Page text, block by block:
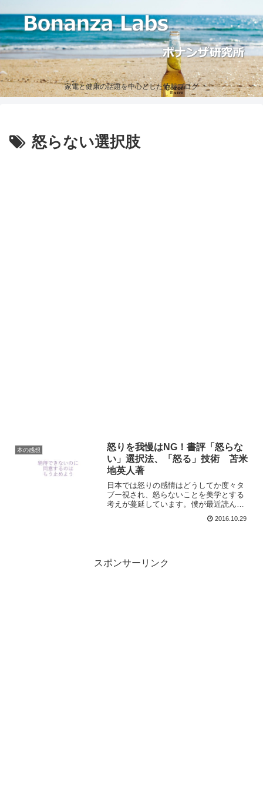
家電と健康の話題を中心とした情報ブログ
怒らない選択肢
本の感想
怒りを我慢はNG！書評「怒らな
い」選択法、「怒る」技術 苫米
地英人著
日本では怒りの感情はどうしてか度々タ
ブー視され、怒らないことを美学とする
考えが蔓延しています。僕が最近読ん
い」選択法、「怒る」技術"はそんな日本
2016.10.29
スポンサーリンク